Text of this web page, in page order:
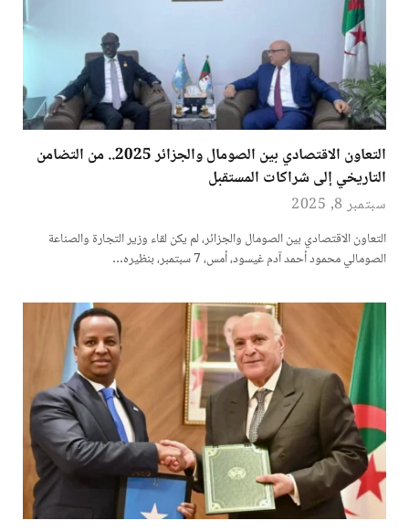
التعاون الاقتصادي بين الصومال والجزائر 2025.. من التضامن
التاريخي إلى شراكات المستقبل
سبتمبر 8, 2025
التعاون الاقتصادي بين الصومال والجزائر، لم يكن لقاء وزير التجارة والصناعة
الصومالي محمود أحمد آدم غيسود، أمس، 7 سبتمبر، بنظيره…